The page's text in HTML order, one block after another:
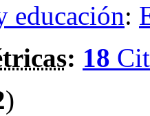
educación:
: 18
)